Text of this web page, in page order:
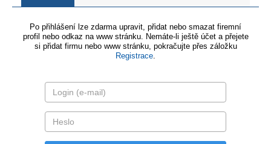
Po přihlášení lze zdarma upravit, přidat nebo smazat firemní
profil nebo odkaz na www stránku. Nemáte-li ještě účet a přejete
si přidat firmu nebo www stránku, pokračujte přes záložku
Registrace.